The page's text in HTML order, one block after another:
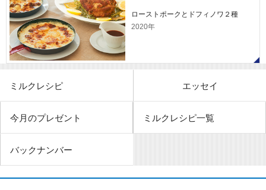
ローストポークとドフィノワ２種
2020年
ミルクレシピ エッセイ
今月のプレゼント ミルクレシピ一覧
バックナンバー